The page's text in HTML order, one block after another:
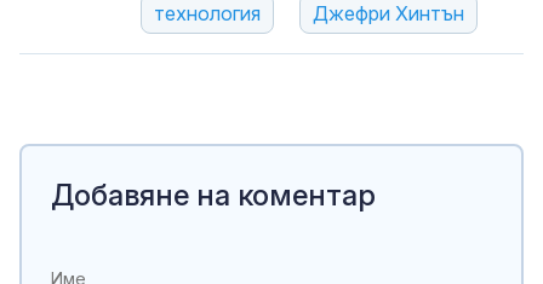
технология Джефри Хинтън
Добавяне на коментар